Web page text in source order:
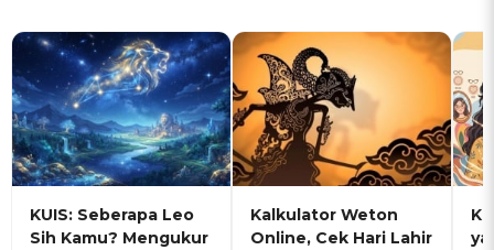
KUIS: Seberapa Leo
Sih Kamu? Mengukur
Kalkulator Weton
Online, Cek Hari Lahir